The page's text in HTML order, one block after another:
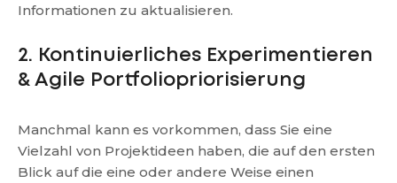
Informationen zu aktualisieren.
2. Kontinuierliches Experimentieren
& Agile Portfoliopriorisierung
Manchmal kann es vorkommen, dass Sie eine
Vielzahl von Projektideen haben, die auf den ersten
Blick auf die eine oder andere Weise einen